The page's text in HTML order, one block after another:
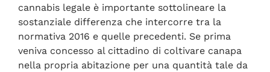
cannabis legale è importante sottolineare la
sostanziale differenza che intercorre tra la
normativa 2016 e quelle precedenti. Se prima
veniva concesso al cittadino di coltivare canapa
nella propria abitazione per una quantità tale da